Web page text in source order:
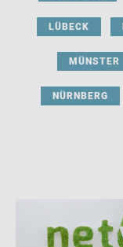
LÜBECK
MÜNSTER
NÜRNBERG